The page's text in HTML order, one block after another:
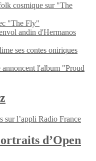
cosmique sur "The
"The Fly"
andin d'Hermanos
ses contes oniriques
l'album "Proud
sur l’appli Radio France
d’Open